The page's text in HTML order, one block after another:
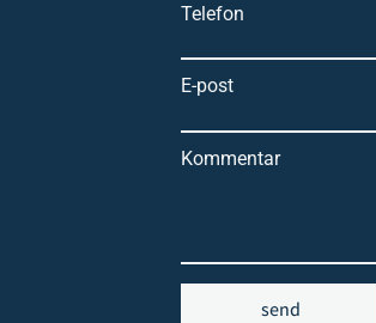
Telefon
E-post
Kommentar
send